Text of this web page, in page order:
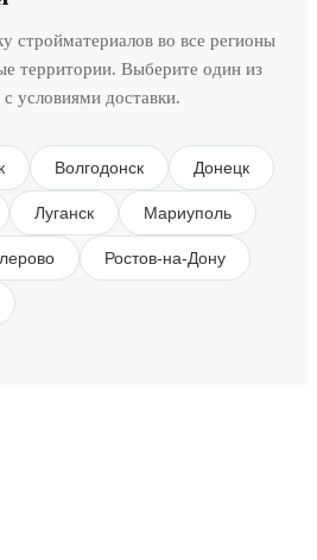
стройматериалов во все регионы
территории. Выберите один из
условиями доставки.
Волгодонск Донецк
Луганск Мариуполь
Ростов-на-Дону